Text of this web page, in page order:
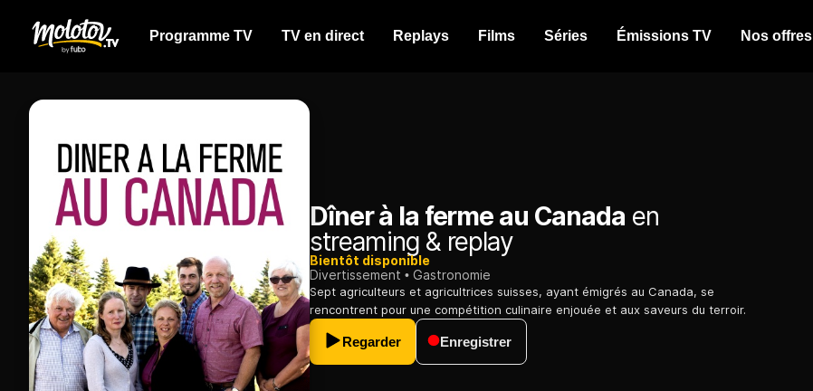
Programme TV TV en direct Replays Films Séries Émissions TV Nos offres
Dîner à la ferme au Canada en
streaming & replay
Bientôt disponible
Divertissement
Gastronomie
Sept agriculteurs et agricultrices suisses, ayant émigrés au Canada, se
rencontrent pour une compétition culinaire enjouée et aux saveurs du terroir.
Regarder Enregistrer